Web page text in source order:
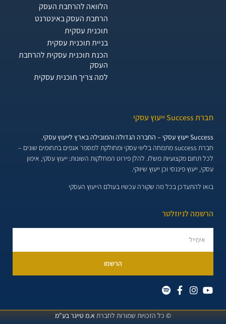
הלוואה להרחבת העסק
הרחבת העסק באינטרנט
תוכנית עסקית
בניית תוכנית עסקית
הכנת תוכנית עסקית להרחבת
העסק
למה צריך תוכנית עסקית
חברת Success ייעוץ עסקי
Success ייעוץ עסקי – החברה הגדולה והמובילה בארץ לייעוץ עסקי.
חברת success מתמחה בליווי עסקי ומחולקת למספר אגפים בתחומים שונים –
לכל תחום מקצועיות משלו. להלן פירוט המחלקות השונות:ייעוץ עסקי, אימון
עסקי, ייעוץ פיננסי וכן ייעוץ שיווקי.
בואו להתעדכן בכל מה שקורה עכשיו בעולם הייעוץ העסקי
הרשמה לניוזלטר
הרשמו
© כל הזכויות שמורות לחברת א.מ טייגר בע"מ